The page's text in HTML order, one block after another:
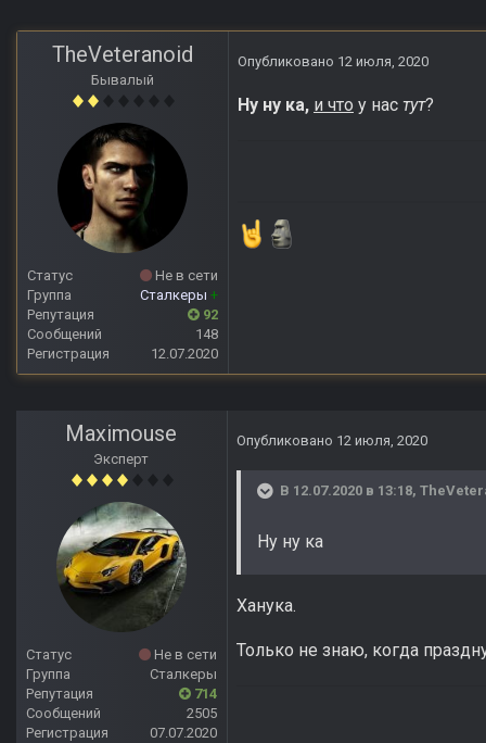
TheVeteranoid
Бывалый
Статус
Не в сети
Группа
Сталкеры +
Репутация
92
Сообщений
148
Регистрация
12.07.2020
Опубликовано 12 июля, 2020
Ну ну ка, и что у нас тут?
Maximouse
Эксперт
Статус
Не в сети
Группа
Сталкеры
Репутация
714
Сообщений
2505
Регистрация
07.07.2020
Опубликовано 12 июля, 2020
В 12.07.2020 в 13:18,
Ну ну ка
Ханука.
Только не знаю, когда